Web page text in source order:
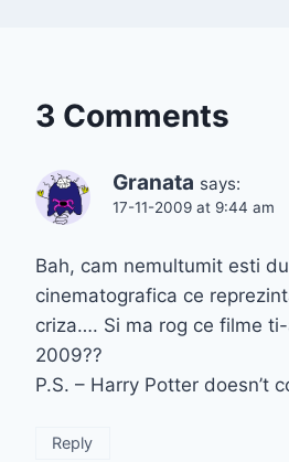
3 Comments
Granata says:
17-11-2009 at 9:44 am
Bah, cam nemultumit esti
cinematografica ce
criza…. Si ma rog ce filme
2009??
P.S. – Harry Potter doesn’t
Reply